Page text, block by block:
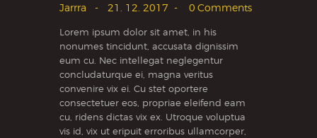
Jarrra 21. 12. 2017 0 Comments
Lorem ipsum dolor sit amet, in his
nonumes tincidunt, accusata dignissim
eum cu. Nec intellegat neglegentur
concludaturque ei, magna veritus
convenire vix ei. Cu stet oportere
consectetuer eos, propriae eleifend eam
cu, ridens dictas vix ex. Utroque voluptua
vis id, vix ut eripuit erroribus ullamcorper,